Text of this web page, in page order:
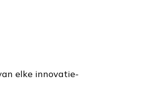
elke innovatie-